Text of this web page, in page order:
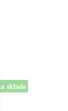
sklade